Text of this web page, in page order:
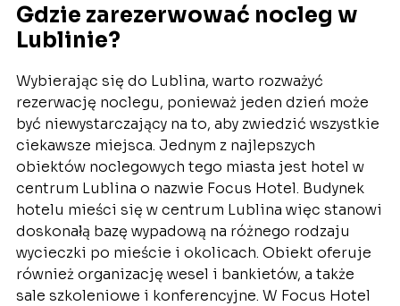
Gdzie zarezerwować nocleg w
Lublinie?
Wybierając się do Lublina, warto rozważyć
rezerwację noclegu, ponieważ jeden dzień może
być niewystarczający na to, aby zwiedzić wszystkie
ciekawsze miejsca. Jednym z najlepszych
obiektów noclegowych tego miasta jest hotel w
centrum Lublina o nazwie Focus Hotel. Budynek
hotelu mieści się w centrum Lublina więc stanowi
doskonałą bazę wypadową na różnego rodzaju
wycieczki po mieście i okolicach. Obiekt oferuje
również organizację wesel i bankietów, a także
sale szkoleniowe i konferencyjne. W Focus Hotel